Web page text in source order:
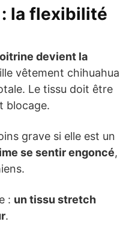
la flexibilité
devient la
vêtement chihuahua
Le tissu doit être
blocage.
grave si elle est un
se sentir engoncé,
: un tissu stretch
.